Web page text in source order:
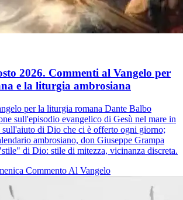
2026. Commenti al Vangelo per
e la liturgia ambrosiana
per la liturgia romana Dante Balbo
sull'episodio evangelico di Gesù nel mare in
sull'aiuto di Dio che ci è offerto ogni giorno;
ambrosiano, don Giuseppe Grampa
di Dio: stile di mitezza, vicinanza discreta.
Commento Al Vangelo